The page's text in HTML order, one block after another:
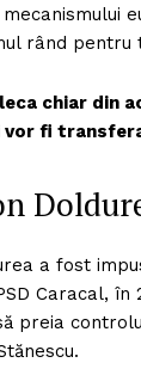
rând pentru
chiar din
vor fi
a fost
Caracal, în
preia